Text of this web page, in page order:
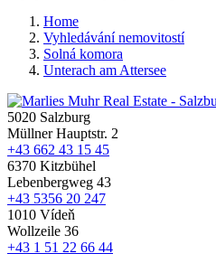
Home
Vyhledávání nemovitostí
Solná komora
Unterach am Attersee
5020 Salzburg
Müllner Hauptstr. 2
+43 662 43 15 45
6370 Kitzbühel
Lebenbergweg 43
+43 5356 20 247
1010 Vídeň
Wollzeile 36
+43 1 51 22 66 44